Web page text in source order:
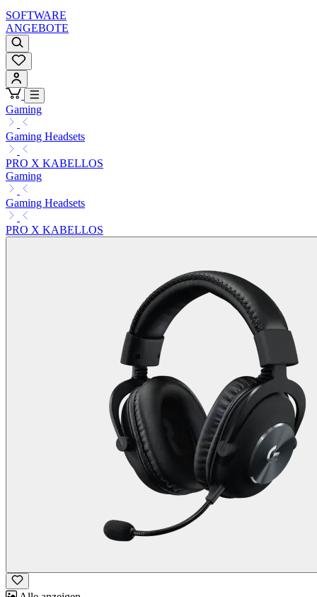
SOFTWARE
ANGEBOTE
Gaming
Gaming Headsets
PRO X KABELLOS
Gaming
Gaming Headsets
PRO X KABELLOS